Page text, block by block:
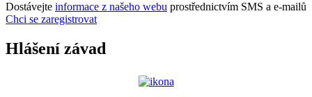
Dostávejte informace z našeho webu prostřednictvím SMS a e-mailů
Chci se zaregistrovat
Hlášení závad